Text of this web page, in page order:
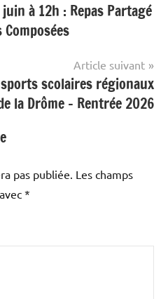
à 12h : Repas Partagé
Article suivant
scolaires régionaux
la Drôme – Rentrée 2026
pas publiée. Les champs
*